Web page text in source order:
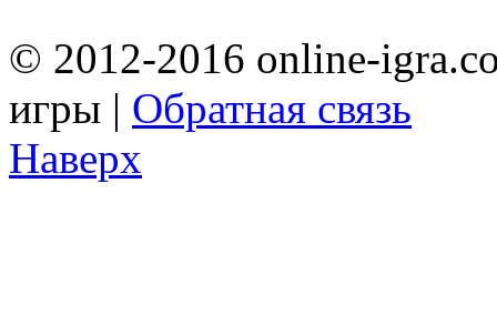
© 2012-2016 online-
игры | Обратная связь
Наверх